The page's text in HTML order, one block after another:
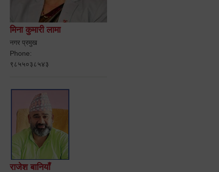
मिना कुमारी लामा
नगर प्रमुख
Phone:
९८५५०३८५४३
राजेश बानियाँ